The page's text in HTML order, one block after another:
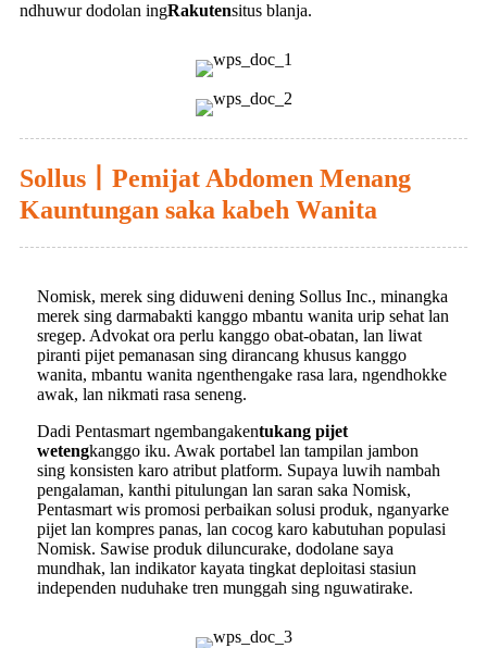
ndhuwur dodolan ingRakutensitus blanja.
Sollus丨Pemijat Abdomen Menang
Kauntungan saka kabeh Wanita
Nomisk, merek sing diduweni dening Sollus Inc., minangka
merek sing darmabakti kanggo mbantu wanita urip sehat lan
sregep. Advokat ora perlu kanggo obat-obatan, lan liwat
piranti pijet pemanasan sing dirancang khusus kanggo
wanita, mbantu wanita ngenthengake rasa lara, ngendhokke
awak, lan nikmati rasa seneng.
Dadi Pentasmart ngembangakentukang pijet
wetengkanggo iku. Awak portabel lan tampilan jambon
sing konsisten karo atribut platform. Supaya luwih nambah
pengalaman, kanthi pitulungan lan saran saka Nomisk,
Pentasmart wis promosi perbaikan solusi produk, nganyarke
pijet lan kompres panas, lan cocog karo kabutuhan populasi
Nomisk. Sawise produk diluncurake, dodolane saya
mundhak, lan indikator kayata tingkat deploitasi stasiun
independen nuduhake tren munggah sing nguwatirake.